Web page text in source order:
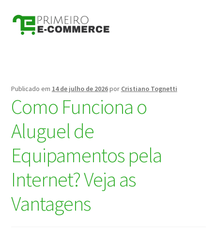
Pular
para
Pular
para
Publicado em 14 de julho de 2026por Cristiano Tognetti
Como Funciona o
Aluguel de
Equipamentos pela
Internet? Veja as
Vantagens